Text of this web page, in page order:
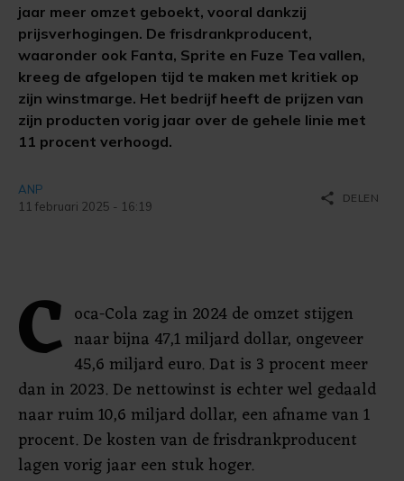
jaar meer omzet geboekt, vooral dankzij
prijsverhogingen. De frisdrankproducent,
waaronder ook Fanta, Sprite en Fuze Tea vallen,
kreeg de afgelopen tijd te maken met kritiek op
zijn winstmarge. Het bedrijf heeft de prijzen van
zijn producten vorig jaar over de gehele linie met
11 procent verhoogd.
ANP
11 februari 2025 - 16:19
share DELEN
C oca-Cola zag in 2024 de omzet stijgen
naar bijna 47,1 miljard dollar, ongeveer
45,6 miljard euro. Dat is 3 procent meer
dan in 2023. De nettowinst is echter wel gedaald
naar ruim 10,6 miljard dollar, een afname van 1
procent. De kosten van de frisdrankproducent
lagen vorig jaar een stuk hoger.